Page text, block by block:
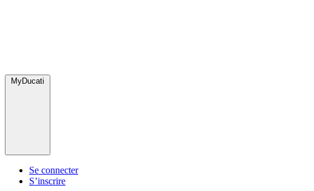
MyDucati
Se connecter
S’inscrire